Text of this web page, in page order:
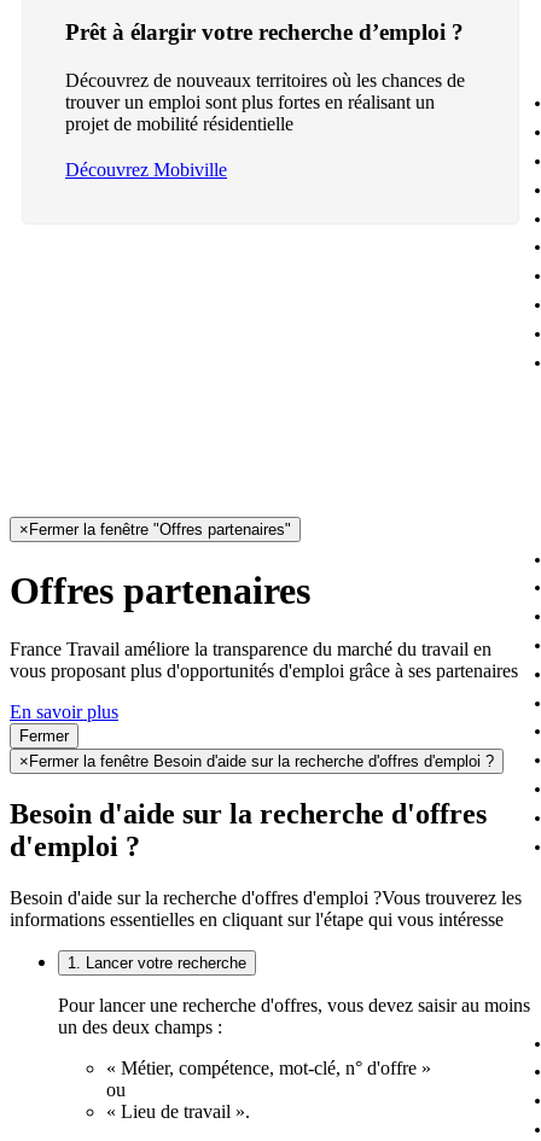
Prêt à élargir votre recherche d’emploi ?
Découvrez de nouveaux territoires où les chances de
trouver un emploi sont plus fortes en réalisant un
projet de mobilité résidentielle
Découvrez Mobiville
× Fermer la fenêtre "Offres partenaires"
Offres partenaires
France Travail améliore la transparence du marché du travail en
vous proposant plus d'opportunités d'emploi grâce à ses partenaires
En savoir plus
Fermer
× Fermer la fenêtre Besoin d'aide sur la recherche d'offres d'emploi ?
Besoin d'aide sur la recherche d'offres
d'emploi ?
Besoin d'aide sur la recherche d'offres d'emploi ?Vous trouverez les
informations essentielles en cliquant sur l'étape qui vous intéresse
1. Lancer votre recherche
Pour lancer une recherche d'offres, vous devez saisir au moins
un des deux champs :
« Métier, compétence, mot-clé, n° d'offre »
ou
« Lieu de travail ».